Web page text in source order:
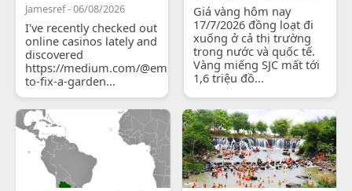
Jamesref - 06/08/2026
I've recently checked out
online casinos lately and
discovered
https://medium.com/@emilyjohnsonready/how-
to-fix-a-garden...
Giá vàng hôm nay
17/7/2026 đồng loạt đi
xuống ở cả thị trường
trong nước và quốc tế.
Vàng miếng SJC mất tới
1,6 triệu đồ...